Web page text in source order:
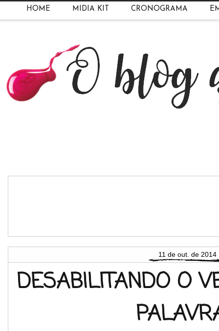
HOME MIDIA KIT CRONOGRAMA
11 de out. de 2014
DESABILITANDO O